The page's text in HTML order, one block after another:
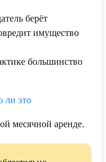
берёт
имущество
большинство
ли это
месячной аренде.